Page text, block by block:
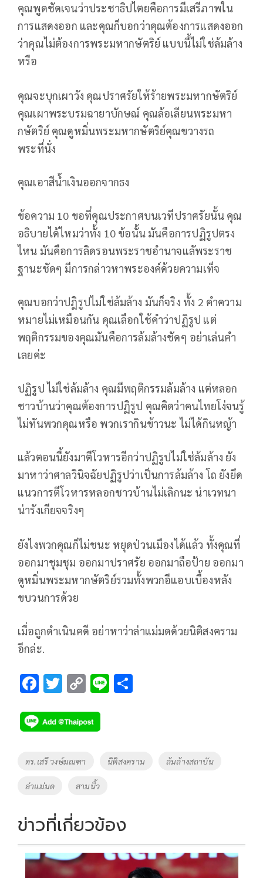
คุณพูดชัดเจนว่าประชาธิปไตยคือการมีเสรีภาพใน
การแสดงออก และคุณก็บอกว่าคุณต้องการแสดงออก
ว่าคุณไม่ต้องการพระมหากษัตริย์ แบบนี้ไม่ใช่ล้มล้าง
หรือ
คุณจะบุกเผาวัง คุณปราศรัยให้ร้ายพระมหากษัตริย์
คุณเผาพระบรมฉายาบักษณ์ คุณล้อเลียนพระมหา
กษัตริย์ คุณดูหมิ่นพระมหากษัตริย์คุณขวางรถ
พระที่นั่ง
คุณเอาสีน้ำเงินออกจากธง
ข้อความ 10 ขอที่คุณประกาศบนเวทีปราศรัยนั้น คุณ
อธิบายได้ไหมว่าทั้ง 10 ข้อนั้น มันคือการปฏิรูปตรง
ไหน มันคือการลิดรอนพระราชอำนาจแลัพระราช
ฐานะชัดๆ มีการกล่าวหาพระองค์ด้วยความเท็จ
คุณบอกว่าปฎิรูปไม่ใช่ล้มล้าง มันก็จริง ทั้ง 2 คำความ
หมายไม่เหมือนกัน คุณเลือกใช้คำว่าปฏิรูป แต่
พฤติกรรมของคุณมันคือการล้มล้างชัดๆ อย่าเล่นคำ
เลยค่ะ
ปฏิรูป ไม่ใช่ล้มล้าง คุณมีพฤติกรรมล้มล้าง แต่หลอก
ชาวบ้านว่าคุณต้องการปฏิรูป คุณคิดว่าคนไทยโง่จนรู้
ไม่ทันพวกคุณหรือ พวกเรากินข้าวนะ ไม่ได้กินหญ้า
แล้วตอนนี้ยังมาตีโวหารอีกว่าปฏิรูปไม่ใช่ล้มล้าง ยัง
มาหาว่าศาลวินิจฉัยปฏิรูปว่าเป็นการล้มล้าง โถ ยังยึด
แนวการตีโวหารหลอกชาวบ้านไม่เลิกนะ น่าเวทนา
น่ารังเกียจจริงๆ
ยังไงพวกคุณก็ไม่ชนะ หยุดป่วนเมืองได้แล้ว ทั้งคุณที่
ออกมาชุมชุม ออกมาปราศรัย ออกมาถือป้าย ออกมา
ดูหมิ่นพระมหากษัตริย์รวมทั้งพวกอีแอบเบื้องหลัง
ขบวนการด้วย
เมื่อถูกดำเนินคดี อย่าหาว่าล่าแม่มดด้วยนิติสงคราม
อีกล่ะ.
F
e
b
o
o
k
T
tt
er
C
p
y
n
k
Li
Tags
ดร.เสรี วงษ์มณฑา นิติสงคราม ล้มล้างสถาบัน
ล่าแม่มด สามนิ้ว
ข่าวที่เกี่ยวข้อง